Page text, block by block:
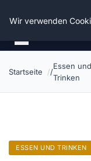
Die Schnitter
Startseite
Essen und
Trinken
ESSEN UND TRINKEN
Wir verwenden